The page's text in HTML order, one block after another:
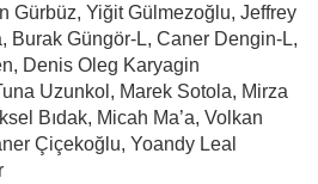
Gürbüz, Yiğit Gülmezoğlu, Jeffrey
Burak Güngör-L, Caner Dengin-L,
Denis Oleg Karyagin
Uzunkol, Marek Sotola, Mirza
Bıdak, Micah Ma’a, Volkan
Çiçekoğlu, Yoandy Leal